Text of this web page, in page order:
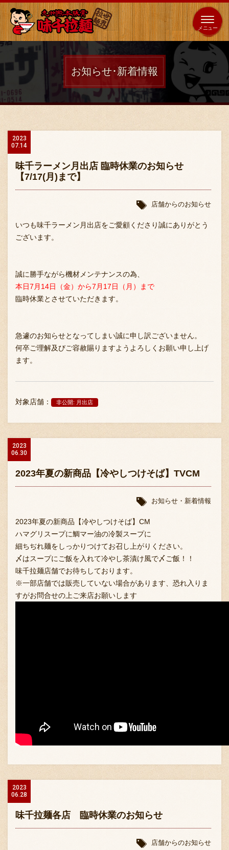
全国
展開 海外 653 店 64 店
ホーム
店舗案内
味千の取り組み
FC加盟店募集
FAX: 096-349-2288
お知らせ･新着情報
2023
07.14
味千ラーメン月出店 臨時休業のお知らせ
【7/17(月)まで】
店舗からのお知らせ
いつも味千ラーメン月出店をご愛顧くださり誠にありがとう
ございます。
誠に勝手ながら機材メンテナンスの為、
本日7月14日（金）から7月17日（月）まで
臨時休業とさせていただきます。
急遽のお知らせとなってしまい誠に申し訳ございません。
何卒ご理解及びご容赦賜りますようよろしくお願い申し上げ
ます。
対象店舗： 非公開: 月出店
2023
06.30
2023年夏の新商品【冷やしつけそば】TVCM
お知らせ・新着情報
2023年夏の新商品【冷やしつけそば】CM
ハマグリスープに鯛マー油の冷製スープに
細ちぢれ麺をしっかりつけてお召し上がりください。
〆はスープにご飯を入れて冷やし茶漬け風で〆ご飯！！
味千拉麺店舗でお待ちしております。
※一部店舗では販売していない場合があります、恐れ入りま
すがお問合せの上ご来店お願いします
2023
06.28
味千拉麺各店 臨時休業のお知らせ
店舗からのお知らせ